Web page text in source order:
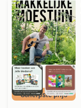
Scherpste prijs